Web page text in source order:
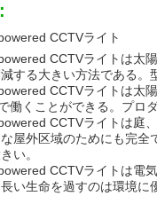
CCTVライト
CCTVライトは太
する大きい方法である。
CCTVライトは太
働くことができる。プロ
CCTVライトは庭
屋外区域のためにも完全
い。
CCTVライトは電
い生命を過すのは環境に